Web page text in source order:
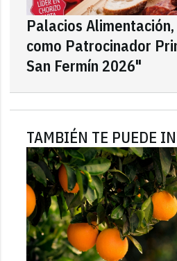
Palacios
como Patrocinador
San Fermín 2026"
TAMBIÉN TE PUEDE